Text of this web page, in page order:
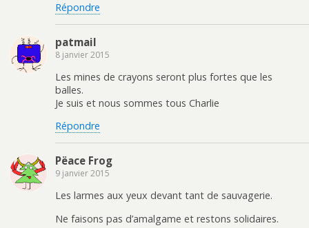
Répondre
patmail
8 janvier 2015
Les mines de crayons seront plus fortes que les
balles.
Je suis et nous sommes tous Charlie
Répondre
Pëace Frog
9 janvier 2015
Les larmes aux yeux devant tant de sauvagerie.
Ne faisons pas d’amalgame et restons solidaires.